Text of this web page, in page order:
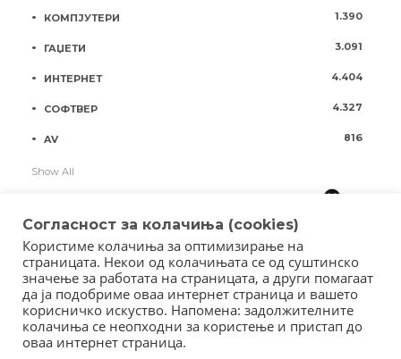
КОМПЈУТЕРИ 1.390
ГАЏЕТИ 3.091
ИНТЕРНЕТ 4.404
СОФТВЕР 4.327
AV 816
Show All
Copyright © 2018 - Member of IAB Macedonia
Согласност за колачиња (cookies)
Користиме колачиња за оптимизирање на
страницата. Некои од колачињата се од суштинско
значење за работата на страницата, а други помагаат
да ја подобриме оваа интернет страница и вашето
корисничко искуство. Напомена: задолжителните
колачиња се неопходни за користење и пристап до
оваа интернет страница.